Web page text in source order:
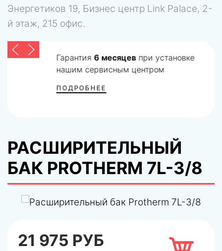
Энергетиков 19, Бизнес центр Link Palace, 2-
й этаж, 215 офис.
Гарантия 6 месяцевпри установке
нашим сервисным центром
ПОДРОБНЕЕ
РАСШИРИТЕЛЬНЫЙ
БАК PROTHERM 7L-3/8
21 975 РУБ